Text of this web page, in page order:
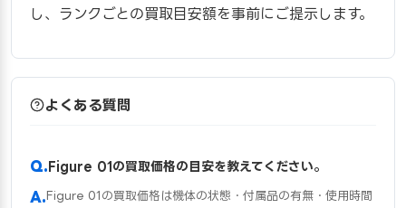
し、ランクごとの買取目安額を事前にご提示します。
よくある質問
Figure 01の買取価格の目安を教えてください。
Figure 01の買取価格は機体の状態・付属品の有無・使用時間